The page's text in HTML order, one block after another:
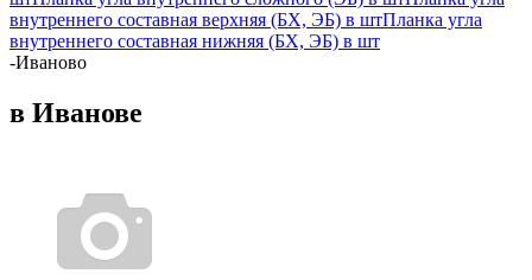
внутреннего составная верхняя (БХ, ЭБ) в штПланка угла
внутреннего составная нижняя (БХ, ЭБ) в шт
-Иваново
в Иванове